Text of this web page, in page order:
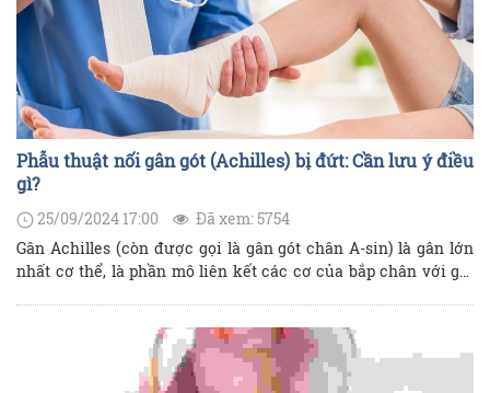
trình hồi phục diễn ra nhanh chóng và tránh các tác dụng phụ
không mong muốn, người bệnh cần xây dựng chế độ dinh
dưỡng khoa học, cân bằng và đầy đủ các nhóm chất. Vậy mới
mổ xương xong nên ăn gì để xương nhanh liền hơn?
Phẫu thuật nối gân gót (Achilles) bị đứt: Cần lưu ý điều
gì?
25/09/2024 17:00
Đã xem: 5754
Gân Achilles (còn được gọi là gân gót chân A-sin) là gân lớn
nhất cơ thể, là phần mô liên kết các cơ của bắp chân với gót
người sẽ không thể đi lại, chạy nhảy bình thường được. Nếu
gân gót chân bị kéo căng quá mức, nó có thể bị rách (đứt) hoàn
toàn hoặc một phần.